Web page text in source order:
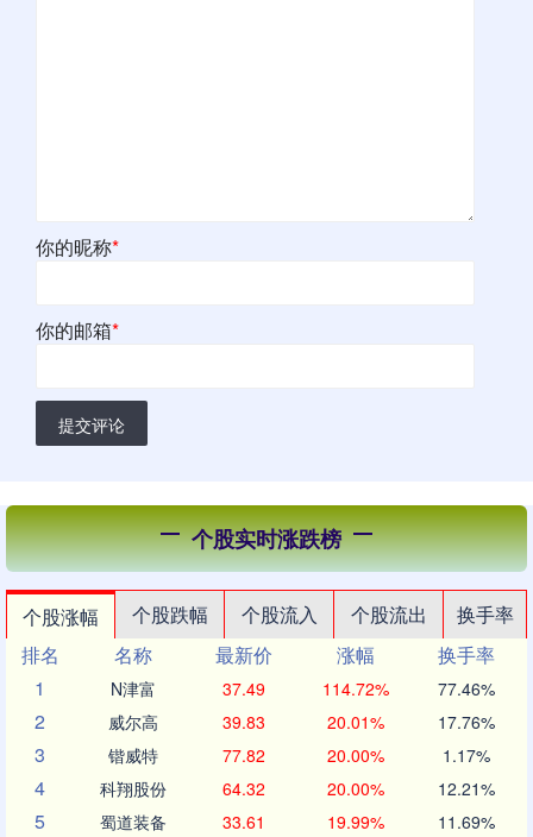
你的昵称*
你的邮箱*
提交评论
个股实时涨跌榜
个股涨幅 个股跌幅 个股流入 个股流出
换手率
排名
名称 最新价 涨幅
换手率
1
N津富 37.49 114.72% 77.46%
2 威尔高 39.83 20.01% 17.76%
3 锴威特 77.82 20.00% 1.17%
4 科翔股份 64.32 20.00% 12.21%
5 蜀道装备 33.61 19.99% 11.69%